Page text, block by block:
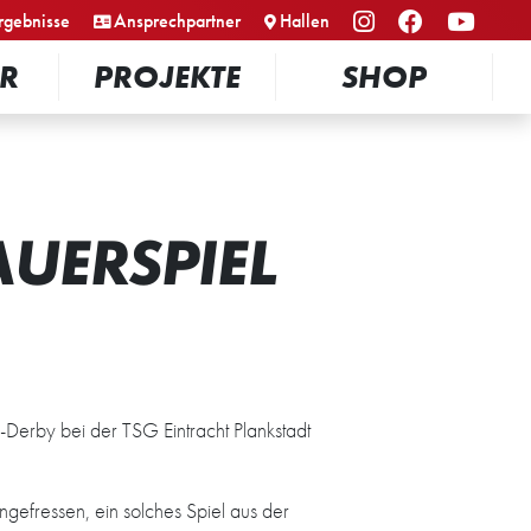
Ansprechpartner Hallen
PROJEKTE SHOP
bei der TSG Eintracht Plankstadt
ein solches Spiel aus der